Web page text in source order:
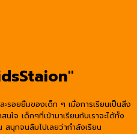
รอยยิ้มของเด็ก ๆ เมื่อการเรียนเป็นสิ่ง
ใจ เด็กๆที่เข้ามาเรียนกับเราจะได้ทั้ง
นุกจนลืมไปเลยว่ากำลังเรียน